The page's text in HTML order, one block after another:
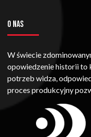
O NAS
W świecie
opowiedzenie historii to
potrzeb widza,
proces produkcyjny